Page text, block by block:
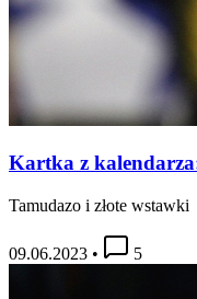
Kartka z
Tamudazo i złote wstawki
09.06.2023 • 5